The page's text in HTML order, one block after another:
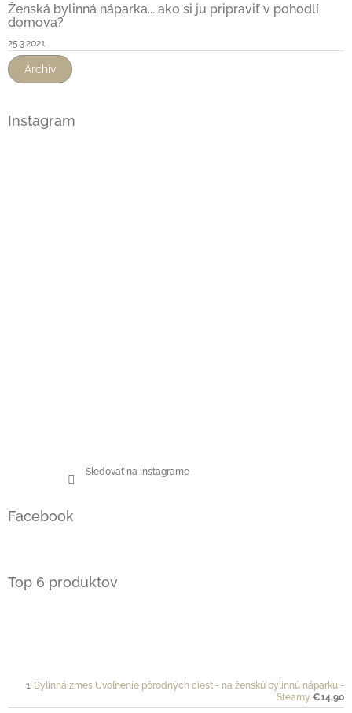
Ženská bylinná náparka... ako si ju pripraviť v pohodlí
domova?
25.3.2021
Archív
Instagram
Sledovať na Instagrame
Facebook
Top 6 produktov
Bylinná zmes Uvoľnenie pôrodných ciest - na ženskú bylinnú náparku -
Steamy €14,90